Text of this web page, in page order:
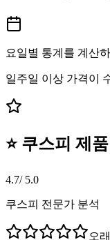
요일별 통계를 계산
일주일 이상 가격이
⭐ 쿠스피 제
4.7/ 5.0
쿠스피 전문가 분석
오